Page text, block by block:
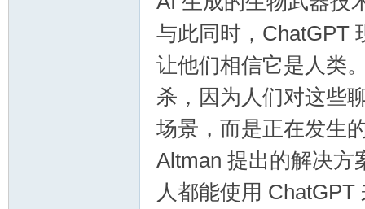
与此同时，ChatGPT
让他们相信它是人类
杀，因为人们对这些
场景，而是正在发生
Altman 提出的解决
人都能使用